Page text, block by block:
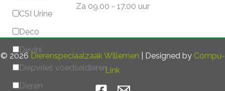
CSI Urine
Deco
Devini
Diepvries voedseldieren
Dieren
Za 09.00 - 17.00 uur
© 2026 Dierenspeciaalzaak Willemen | Designed by Compu-
Link